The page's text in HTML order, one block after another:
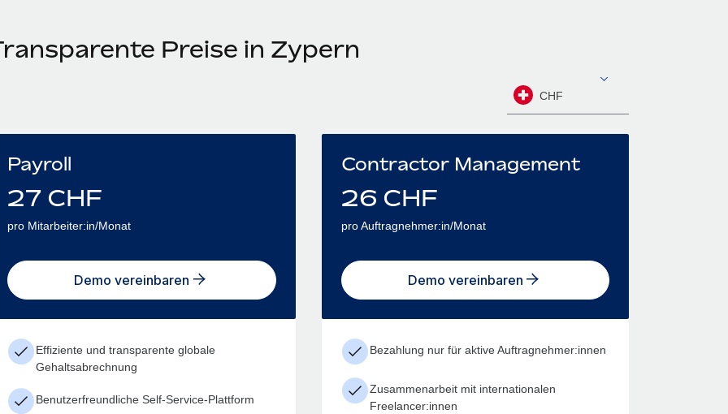
Preise in Zypern
CHF
Payroll
27 CHF
pro Mitarbeiter:in/Monat
Demo vereinbaren
Effiziente und transparente globale
Gehaltsabrechnung
Benutzerfreundliche Self-Service-Plattform
Contractor Management
26 CHF
pro Auftragnehmer:in/Monat
Demo vereinbaren
Bezahlung nur für aktive Auftragnehmer:innen
Zusammenarbeit mit internationalen
Freelancer:innen